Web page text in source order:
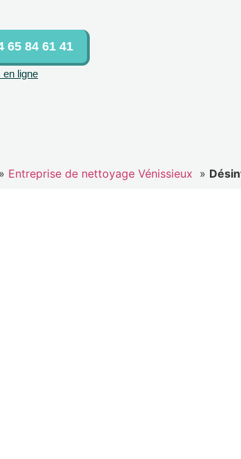
65 84 61 41
en ligne
» Entreprise de nettoyage Vénissieux »